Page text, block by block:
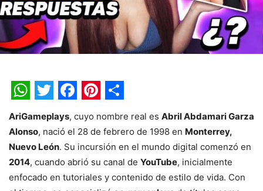
WhatsApp
Twitter
Facebook
Pinterest
Share
AriGameplays, cuyo nombre real es Abril Abdamari Garza
Alonso, nació el 28 de febrero de 1998 en Monterrey,
Nuevo León. Su incursión en el mundo digital comenzó en
2014, cuando abrió su canal de YouTube, inicialmente
enfocado en tutoriales y contenido de estilo de vida. Con